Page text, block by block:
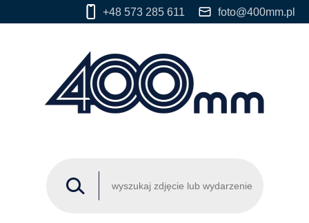
+48 573 285 611 foto@400mm.pl